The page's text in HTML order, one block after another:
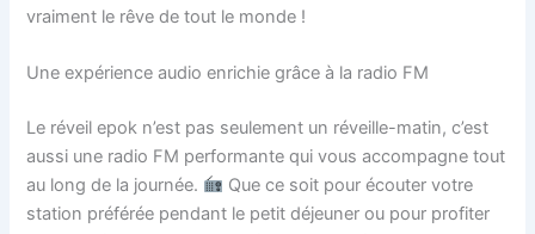
vraiment le rêve de tout le monde !
Une expérience audio enrichie grâce à la radio FM
Le réveil epok n’est pas seulement un réveille-matin, c’est
aussi une radio FM performante qui vous accompagne tout
au long de la journée.
Que ce soit pour écouter votre
station préférée pendant le petit déjeuner ou pour profiter